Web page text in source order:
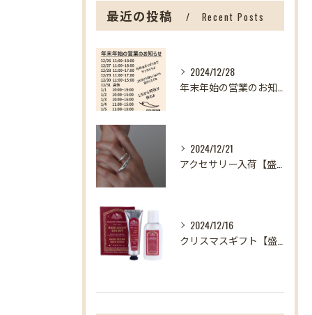
最近の投稿 Recent Posts
2024/12/28
2024/12/21
2024/12/16